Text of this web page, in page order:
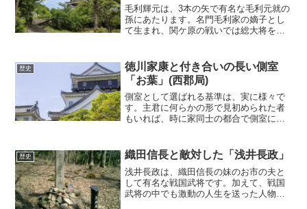
毛利輝元は、3本の矢で有名な毛利元就の
孫にあたります。名門毛利家の嫡子とし
て生まれ、関ケ原の戦いでは総大将を務
ったのでしょうか？毛利輝元の生涯に何
があったのか、紹介して...
歴史
徳川家康と付き合いの長い側室
「お葉」(西郡局)
側室として選ばれる基準は、実に様々で
す。主君に何らかの形で見初められた者
もいれば、時に家同士の都合で側室にな
しょうか?今回は、お葉の生涯とエピソー
ドについてご紹介します...
歴史 織田信長と敵対した「浅井長政」
浅井長政は、織田信長の妹のお市の夫と
して有名な戦国武将です。加えて、戦国
武将の中でも激動の人生を送った人物